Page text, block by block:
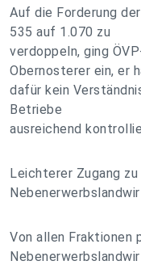
Auf die Forderung
535 auf 1.070 zu
verdoppeln, ging
Obernosterer ein, er
dafür kein
Betriebe
ausreichend
Leichterer Zugang
Von allen Fraktionen